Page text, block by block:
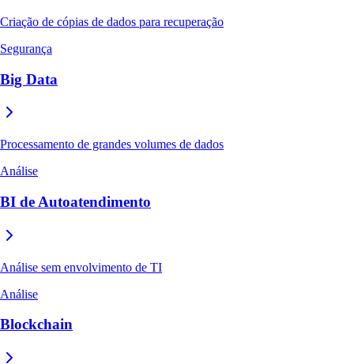
Criação de cópias de dados para recuperação
Segurança
Big Data
Processamento de grandes volumes de dados
Análise
BI de Autoatendimento
Análise sem envolvimento de TI
Análise
Blockchain